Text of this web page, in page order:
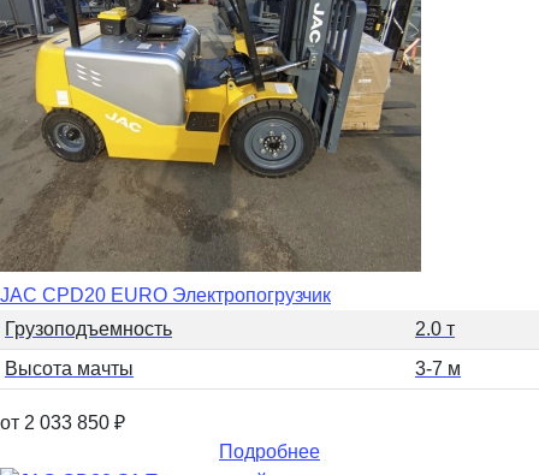
JAC CPD20 EURO Электропогрузчик
Грузоподъемность
2.0 т
Высота мачты
3-7 м
от 2 033 850 ₽
Подробнее